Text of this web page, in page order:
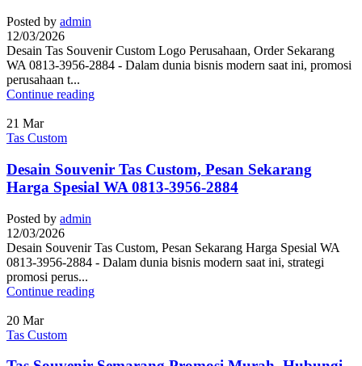
Posted by admin
12/03/2026
Desain Tas Souvenir Custom Logo Perusahaan, Order Sekarang
WA 0813-3956-2884 - Dalam dunia bisnis modern saat ini, promosi
perusahaan t...
Continue reading
21 Mar
Tas Custom
Desain Souvenir Tas Custom, Pesan Sekarang
Harga Spesial WA 0813-3956-2884
Posted by admin
12/03/2026
Desain Souvenir Tas Custom, Pesan Sekarang Harga Spesial WA
0813-3956-2884 - Dalam dunia bisnis modern saat ini, strategi
promosi perus...
Continue reading
20 Mar
Tas Custom